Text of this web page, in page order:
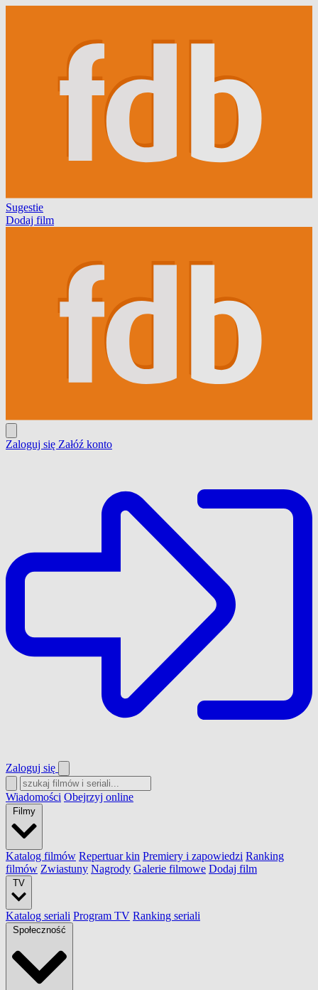
Sugestie
Dodaj film
Zaloguj się Załóź konto
Zaloguj się
Wiadomości Obejrzyj online
Filmy
Katalog filmów Repertuar kin Premiery i zapowiedzi Ranking
filmów Zwiastuny Nagrody Galerie filmowe Dodaj film
TV
Katalog seriali Program TV Ranking seriali
Społeczność